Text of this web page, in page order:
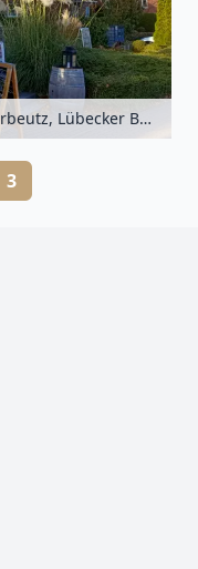
Vorgarten mit Pampasgras in Scharbeutz, Lübecker Bucht, Schleswig-Holstein, Deutschland
3